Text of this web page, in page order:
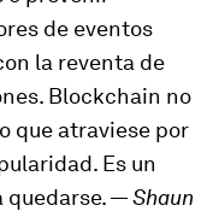
de eventos
la reventa de
Blockchain no
que atraviese por
Es un
quedarse. —Shaun